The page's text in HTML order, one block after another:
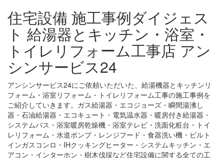
住宅設備 施工事例ダイジェス
ト 給湯器とキッチン・浴室・
トイレリフォーム工事店 アン
シンサービス24
アンシンサービス24にご依頼いただいた、給湯機器とキッチンリ
フォーム・浴室リフォーム・トイレリフォーム工事の施工事例を
ご紹介していきます。ガス給湯器・エコジョーズ・瞬間湯沸し
器・石油給湯器・エコキュート・電気温水器・暖房付き給湯器・
システムバス・浴室暖房乾燥機・浴室テレビ・洗面化粧台・トイ
レリフォーム・水道ポンプ・レンジフード・食器洗い機・ビルト
インガスコンロ・IHクッキングヒーター・システムキッチン・エ
アコン・インターホン・樹木伐採など住宅設備に関する全ての工